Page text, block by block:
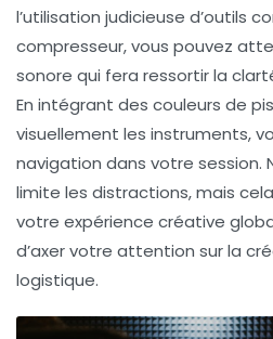
l’utilisation judicieuse d’outils
compresseur, vous pouvez
sonore qui fera ressortir la
En intégrant des couleurs de
visuellement les instruments,
navigation dans votre session.
limite les distractions, mais
votre expérience créative
d’axer votre attention sur la
logistique.